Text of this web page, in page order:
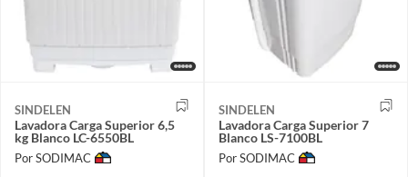
SINDELEN
Lavadora Carga Superior 6,5
kg Blanco LC-6550BL
Por SODIMAC
SINDELEN
Lavadora Carga Superior 7
Blanco LS-7100BL
Por SODIMAC